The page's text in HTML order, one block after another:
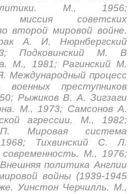
М., 1956;
миссия советских
второй мировой войне.
А. И. Нюрнбергский
Подковинский М. В
М., 1981; Рагинский М.
Международный процесс
военных преступников
Рыжиков В. А. Зигзаги
М., 1973; Самсонов А.
агрессии. М., 1982;
Мировая система
Тихвинский С. Л.
М., 1976;
политика Англии
войны (1939-1945
Уинстон Черчилль. М.,